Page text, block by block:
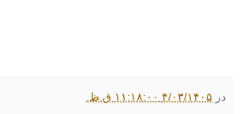
در ۴/۰۳/۱۴۰۵ ۱۱:۱۸:۰۰ ق.ظ.